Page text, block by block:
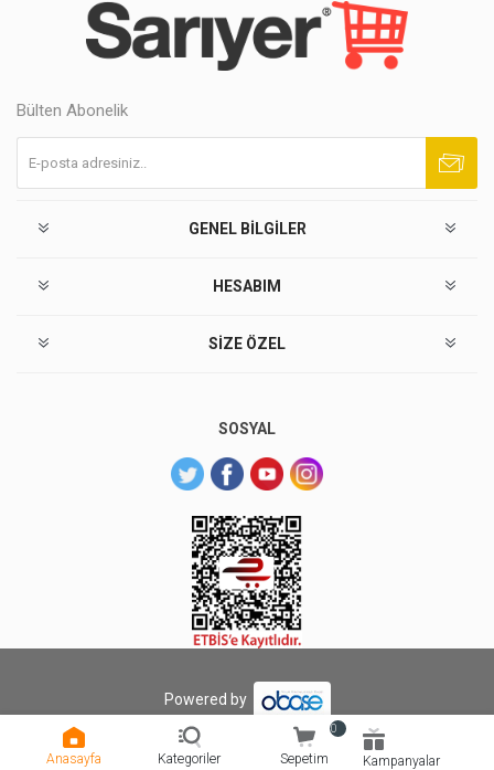
Bülten Abonelik
GENEL BILGILER
HESABIM
SIZE ÖZEL
SOSYAL
Anasayfa Kategoriler Sepetim
0
Kampanyalar
Powered by
Copyright © 2026 Sarıyer Market. Tüm hakları saklıdır.